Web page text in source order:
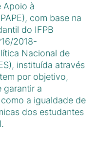
Apoio à
com base na
do IFPB
2018-
Nacional de
instituída através
por objetivo,
garantir a
a igualdade de
dos estudantes